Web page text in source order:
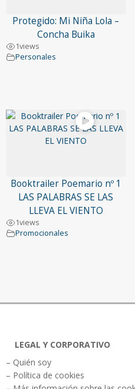
Protegido: Mi Niña Lola –
Concha Buika
1views
Personales
Booktrailer Poemario nº 1
LAS PALABRAS SE LAS
LLEVA EL VIENTO
1views
Promocionales
LEGAL Y CORPORATIVO
– Quién soy
– Política de cookies